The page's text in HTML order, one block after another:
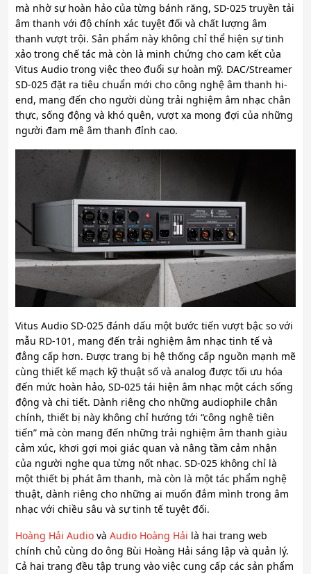
mà nhờ sự hoàn hảo của từng bánh răng, SD-025 truyền tải
âm thanh với độ chính xác tuyệt đối và chất lượng âm
thanh vượt trội. Sản phẩm này không chỉ thể hiện sự tinh
xảo trong chế tác mà còn là minh chứng cho cam kết của
Vitus Audio trong việc theo đuổi sự hoàn mỹ. DAC/Streamer
SD-025 đặt ra tiêu chuẩn mới cho công nghệ âm thanh hi-
end, mang đến cho người dùng trải nghiệm âm nhạc chân
thực, sống động và khó quên, vượt xa mong đợi của những
người đam mê âm thanh đỉnh cao.
Vitus Audio SD-025 đánh dấu một bước tiến vượt bậc so với
mẫu RD-101, mang đến trải nghiệm âm nhạc tinh tế và
đẳng cấp hơn. Được trang bị hệ thống cấp nguồn mạnh mẽ
cùng thiết kế mạch kỹ thuật số và analog được tối ưu hóa
đến mức hoàn hảo, SD-025 tái hiện âm nhạc một cách sống
động và chi tiết. Dành riêng cho những audiophile chân
chính, thiết bị này không chỉ hướng tới “công nghệ tiên
tiến” mà còn mang đến những trải nghiệm âm thanh giàu
cảm xúc, khơi gợi mọi giác quan và nâng tầm cảm nhận
của người nghe qua từng nốt nhạc. SD-025 không chỉ là
một thiết bị phát âm thanh, mà còn là một tác phẩm nghệ
thuật, dành riêng cho những ai muốn đắm mình trong âm
nhạc với chiều sâu và sự tinh tế tuyệt đối.
Hoàng Hải Audio và Audio Hoàng Hải là hai trang web
chính chủ cùng do ông Bùi Hoàng Hải sáng lập và quản lý.
Cả hai trang đều tập trung vào việc cung cấp các sản phẩm